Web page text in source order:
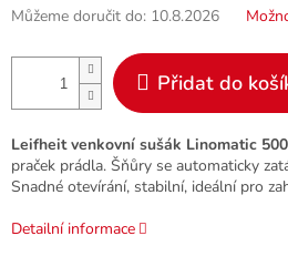
Můžeme doručit do: 10.8.2026
Přidat do
Leifheit venkovní sušák Linomatic
praček prádla. Šňůry se automaticky
Snadné otevírání, stabilní, ideální pro
Detailní informace